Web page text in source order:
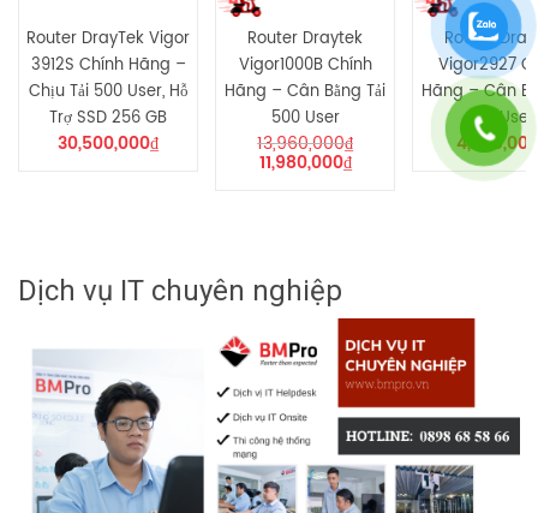
Router DrayTek Vigor
3912S Chính Hãng –
Chịu Tải 500 User, Hỗ
Trợ SSD 256 GB
30,500,000₫
Router Draytek
Vigor1000B Chính
Hãng – Cân Bằng Tải
500 User
13,960,000₫
11,980,000₫
Router
Vigor2927
Hãng – Cân
150 User
4,600,000
Dịch vụ IT chuyên nghiệp